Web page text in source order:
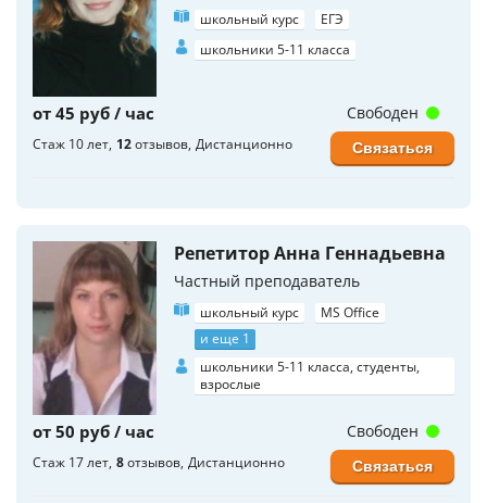
школьный курс
ЕГЭ
школьники 5-11 класса
от 45 руб / час
Стаж 10 лет 12отзывов Дистанционно
Свободен
Связаться
Репетитор Анна Геннадьевна
Частный преподаватель
школьный курс
MS Office
и еще 1
школьники 5-11 класса, студенты,
взрослые
от 50 руб / час
Стаж 17 лет 8отзывов Дистанционно
Свободен
Связаться